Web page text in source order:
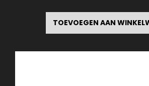
TOEVOEGEN AAN